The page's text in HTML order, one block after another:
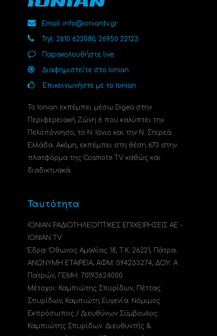
Email: info@ioniantv.gr
Τηλ: 2610 622080, 26950 22123
Παρακολουθήστε live
Διαφημιστείτε στο Ionian
Επικοινωνήστε με το Ionian
Το Ionian εκπέμπει μέσω Digea στην
Περιφερειακή Ζώνη 6 που καλύπτει την
Πελοπόννησο, το N. Ιόνιο και την Ν. Στερεά
Ελλάδα. Ακόμη, εκπέμπει στη θέση 673 στην
πλατφόρμα της Cosmote TV καθώς και
διαδικτυακά.
Ταυτότητα
ΙΟΝΙΑΝ ΡΑΔΙΟΤΗΛΕΟΠΤΙΚΕΣ ΕΠΙΧΕΙΡΗΣΕΙΣ ΑΕ -
IONIAN TV
Έδρα: Όθωνος Αμαλίας 18, Τ.Κ. 26221, Πάτρα.
ΑΝΩΝΥΜΗ ΕΤΑΙΡΕΙΑ, ΑΦΜ: 094233274, ΔΟΥ: A
Πατρών, ΓΕΜΗ: 70193624000.
Μέτοχοι: Καμπιώτης Σπυρίδων, Πέττας
Σπυρίδων, Καμπιώτη Ευγενία. Νόμιμος
Εκπρόσωπος / Διευθύνων Σύμβουλος:
Καμπιώτης Σπυρίδων. Διευθυντής &